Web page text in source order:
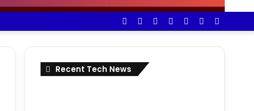
for
Random
Log
Instagram
YouTube
Twitter
Facebook
Recent Tech News